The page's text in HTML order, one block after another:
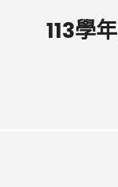
113學